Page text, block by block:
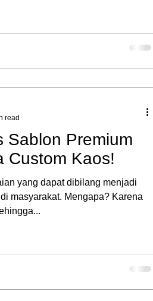
Sablon Premium
Custom Kaos!
yang dapat dibilang menjadi
masyarakat. Mengapa? Karena
read